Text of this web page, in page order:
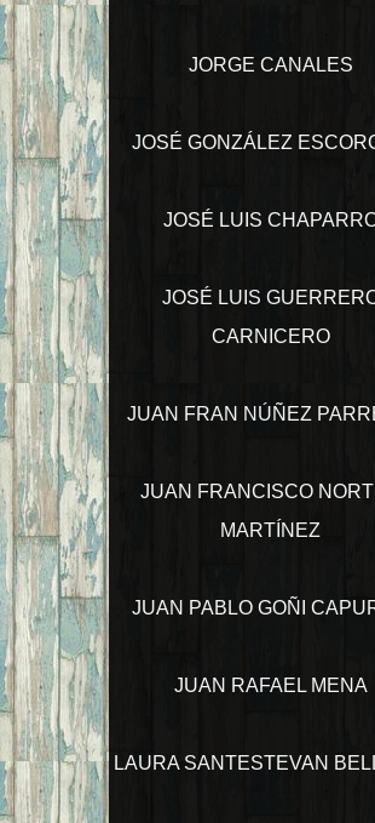
JORGE CANALES
JOSÉ GONZÁLEZ
JOSÉ LUIS
JOSÉ LUIS
CARNICERO
JUAN FRAN NÚÑEZ
JUAN FRANCISCO
MARTÍNEZ
JUAN PABLO GOÑI
JUAN RAFAEL MENA
LAURA SANTESTEVAN